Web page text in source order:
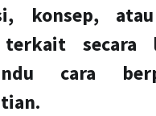
konsep,
secara
cara